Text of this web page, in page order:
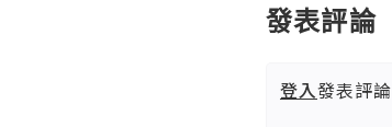
發表評論
登入發表評論